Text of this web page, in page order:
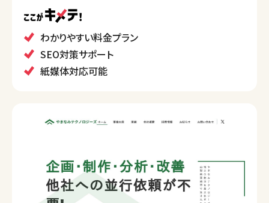
刷物の制作など、多岐にわたるサービスを展開し、初
心者にもわかりやすい明瞭な価格設定で、幅広いニー
ズに対応しています。
わかりやすい料金プラン
SEO対策サポート
紙媒体対応可能